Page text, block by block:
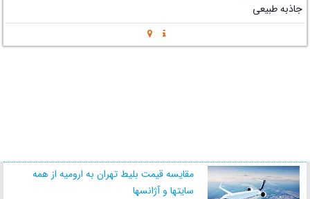
جاذبه طبیعی
مقایسه قیمت بلیط تهران به ارومیه از همه
سایتها و آژانسها